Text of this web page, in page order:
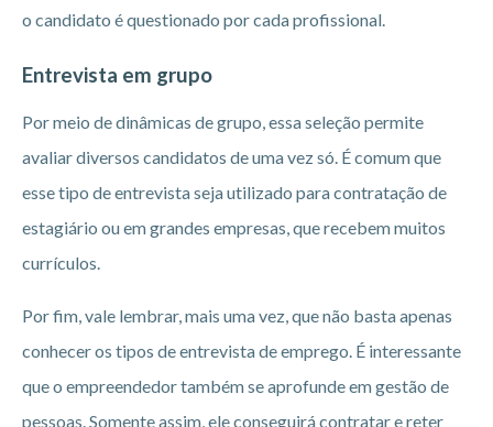
o candidato é questionado por cada profissional.
Entrevista em grupo
Por meio de dinâmicas de grupo, essa seleção permite
avaliar diversos candidatos de uma vez só. É comum que
esse tipo de entrevista seja utilizado para contratação de
estagiário ou em grandes empresas, que recebem muitos
currículos.
Por fim, vale lembrar, mais uma vez, que não basta apenas
conhecer os tipos de entrevista de emprego. É interessante
que o empreendedor também se aprofunde em gestão de
pessoas. Somente assim, ele conseguirá contratar e reter